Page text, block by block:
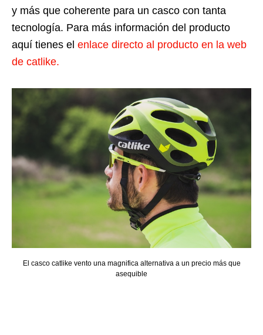
y más que coherente para un casco con tanta
tecnología. Para más información del producto
aquí tienes el enlace directo al producto en la web
de catlike.
El casco catlike vento una magnifica alternativa a un precio más que
asequible